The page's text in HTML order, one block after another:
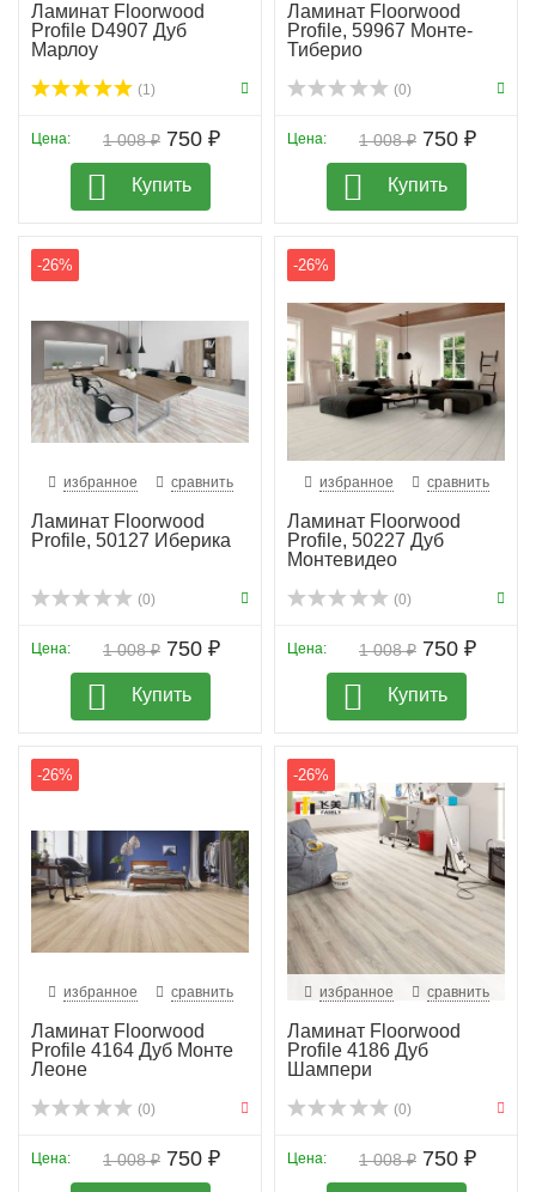
Ламинат Floorwood
Profile D4907 Дуб
Марлоу
(1)
1 008 ₽
Цена: 750 ₽
Купить
Ламинат Floorwood
Profile, 59967 Монте-
Тиберио
(0)
1 008 ₽
Цена: 750 ₽
Купить
-26%
избранное сравнить
Ламинат Floorwood
Profile, 50127 Иберика
(0)
1 008 ₽
Цена: 750 ₽
Купить
-26%
избранное сравнить
Ламинат Floorwood
Profile, 50227 Дуб
Монтевидео
(0)
1 008 ₽
Цена: 750 ₽
Купить
-26%
избранное сравнить
Ламинат Floorwood
Profile 4164 Дуб Монте
Леоне
(0)
1 008 ₽
Цена: 750 ₽
-26%
избранное сравнить
Ламинат Floorwood
Profile 4186 Дуб
Шампери
(0)
1 008 ₽
Цена: 750 ₽